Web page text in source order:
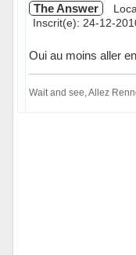
The Answer
Inscrit(e): 24-12-
Oui au moins aller
Wait and see, Allez